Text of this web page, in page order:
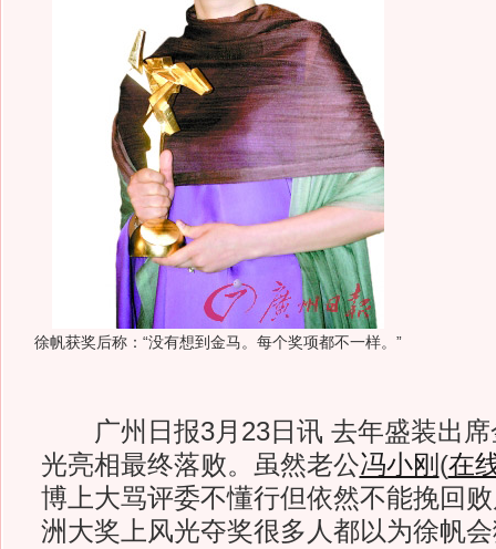
徐帆获奖后称：“没有想到金马。每个奖项都不一样。”
广州日报3月23日讯 去年盛装出席
光亮相最终落败。虽然老公冯小刚 (在
博上大骂评委不懂行但依然不能挽回
洲大奖上风光夺奖很多人都以为徐帆